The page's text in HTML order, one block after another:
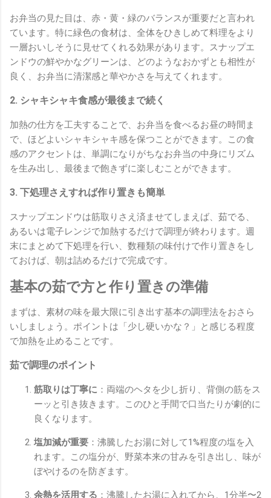
お弁当の見た目は、赤・黄・緑のバランスが重要だと言われ
ています。特に緑色の食材は、全体をひきしめて料理をより
一層おいしそうに見せてくれる効果があります。スナップエ
ンドウの鮮やかなグリーンは、どのようなおかずとも相性が
良く、お弁当に清潔感と華やかさを与えてくれます。
2. シャキシャキ食感が最後まで続く
加熱の仕方を工夫することで、お弁当を食べるお昼の時間ま
で、ほどよいシャキシャキ感を保つことができます。この食
感のアクセントは、単調になりがちなお弁当の中身にリズム
を生み出し、最後まで飽きずに楽しむことができます。
3. 下処理さえすれば作り置きも簡単
スナップエンドウは筋取りさえ済ませてしまえば、茹でる、
あるいは電子レンジで加熱するだけで調理が終わります。週
末にまとめて下処理を行い、数種類の味付けで作り置きをし
ておけば、朝は詰めるだけで完成です。
基本の茹で方と作り置きの準備
まずは、素材の味を最大限に引き出す基本の調理法をおさら
いしましょう。ポイントは「少し硬いかな？」と感じる程度
で加熱を止めることです。
茹で調理のポイント
筋取りは丁寧に ：両端のヘタを少し折り、背側の筋をス
ーッと引き抜きます。このひと手間で口当たりが劇的に
良くなります。
塩加減が重要 ：沸騰したお湯に対して1%程度の塩を入
れます。この塩分が、野菜本来の甘みを引き出し、味が
ぼやけるのを防ぎます。
余熱を活用する ：沸騰したお湯に入れてから、1分半〜2